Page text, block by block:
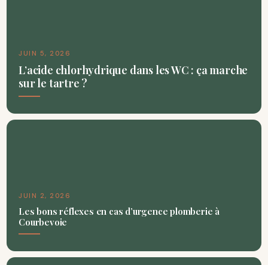
JUIN 5, 2026
L’acide chlorhydrique dans les WC : ça marche
sur le tartre ?
JUIN 2, 2026
Les bons réflexes en cas d’urgence plomberie à
Courbevoie